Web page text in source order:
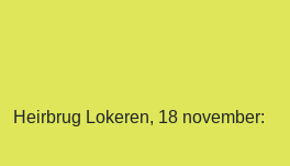
Heirbrug Lokeren, 18 november: